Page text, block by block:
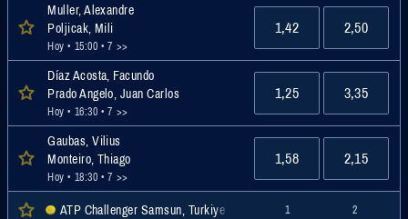
Muller, Alexandre
Poljicak, Mili
Hoy • 15:00 • 7 >>
1,42 2,50
Díaz Acosta, Facundo
Prado Angelo, Juan Carlos
Hoy • 16:30 • 7 >>
1,25 3,35
Gaubas, Vilius
Monteiro, Thiago
Hoy • 18:30 • 7 >>
1,58 2,15
ATP Challenger Samsun, Turkiye Men Doubles, Challenger
1 2